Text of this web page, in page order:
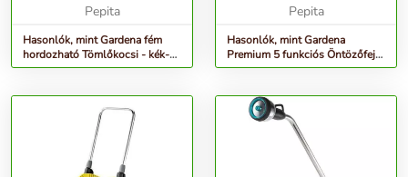
Pepita
Hasonlók, mint Gardena fém
hordozható Tömlőkocsi - kék-
szürke
Pepita
Hasonlók, mint Gardena
Premium 5 funkciós Öntözőfej
8107 utódja - szürke-narancs